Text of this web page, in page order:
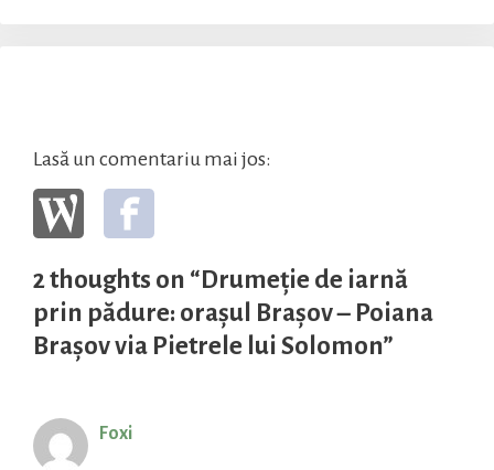
Lasă un comentariu mai jos:
2 thoughts on “Drumeție de iarnă
prin pădure: orașul Brașov – Poiana
Brașov via Pietrele lui Solomon”
Foxi